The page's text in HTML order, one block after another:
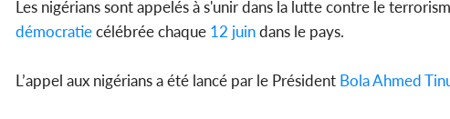
Les nigérians sont appelés à s'unir dans la lutte contre le
démocratiecélébrée chaque 12 juindans le pays.
L’appel aux nigérians a été lancé par le Président Bola Ahmed